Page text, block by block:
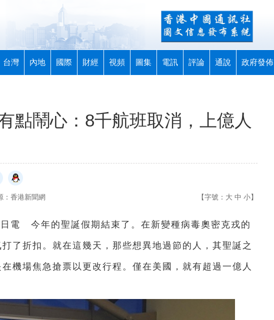
台灣 內地 國際 財經 視頻 圖集 電訊 評論 通說 政府發佈
點鬧心：8千航班取消，上億人
：香港新聞網 【字號： 大 中 小】
今年的聖誕假期結束了。在新變種病毒奧密克戎的
了折扣。就在這幾天，那些想異地過節的人，其聖誕之
機場焦急搶票以更改行程。僅在美國，就有超過一億人